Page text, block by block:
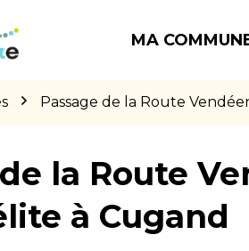
MA
Passage de la Route
la Route
à Cugand